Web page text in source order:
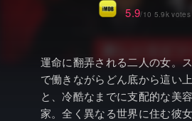
ドキ
Netflix
VOD 総合作品
Netflix・VOD総
Watchlistへ
Netflix Video
運命に翻弄される二人の女。
で働きながらどん底から這い
と、冷酷なまでに支配的な美
家。全く異なる世界に住む彼
5.9/10 5.9k votes